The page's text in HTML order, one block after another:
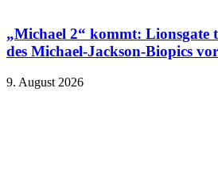
„Michael 2“ kommt: Lionsgate
des Michael-Jackson-Biopics
9. August 2026